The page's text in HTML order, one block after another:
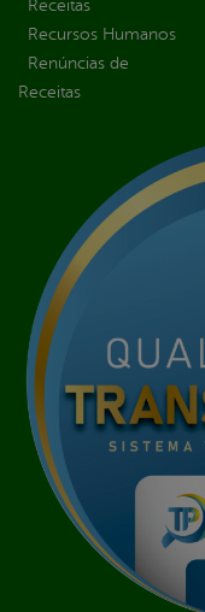
Receitas
Recursos Humanos
Renúncias de
Receitas